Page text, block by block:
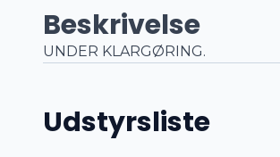
Beskrivelse
UNDER KLARGØRING.
Udstyrsliste